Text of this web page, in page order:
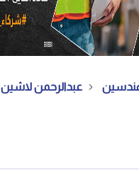
عبدالرحمن لاشين